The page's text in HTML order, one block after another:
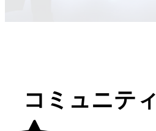
コミュニティ